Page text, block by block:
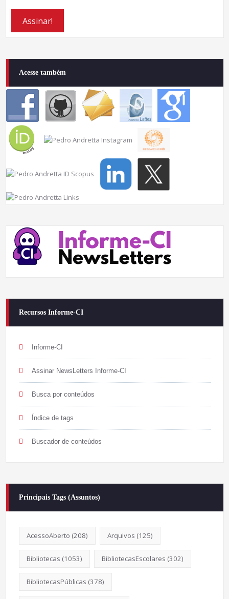
Acesse também
Recursos Informe-CI
Informe-CI
Assinar NewsLetters Informe-CI
Busca por conteúdos
Índice de tags
Buscador de conteúdos
Principais Tags (Assuntos)
AcessoAberto (208) Arquivos (125)
Bibliotecas (1053) BibliotecasEscolares (302)
BibliotecasPúblicas (378)